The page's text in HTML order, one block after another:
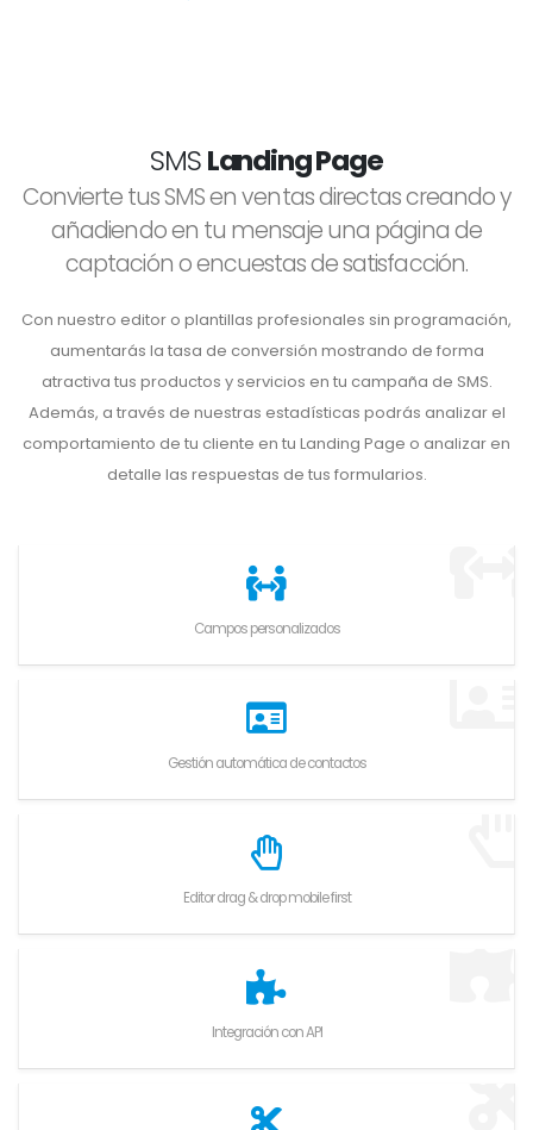
SMSLanding Page
Convierte tus SMS en ventas directas creando y
añadiendo en tu mensaje una página de
captación o encuestas de satisfacción.
Con nuestro editor o plantillas profesionales sin programación,
aumentarás la tasa de conversión mostrando de forma
atractiva tus productos y servicios en tu campaña de SMS.
Además, a través de nuestras estadísticas podrás analizar el
comportamiento de tu cliente en tu Landing Page o analizar en
detalle las respuestas de tus formularios.
Campos personalizados
Gestión automática de contactos
Editor drag & drop mobile first
Integración con API